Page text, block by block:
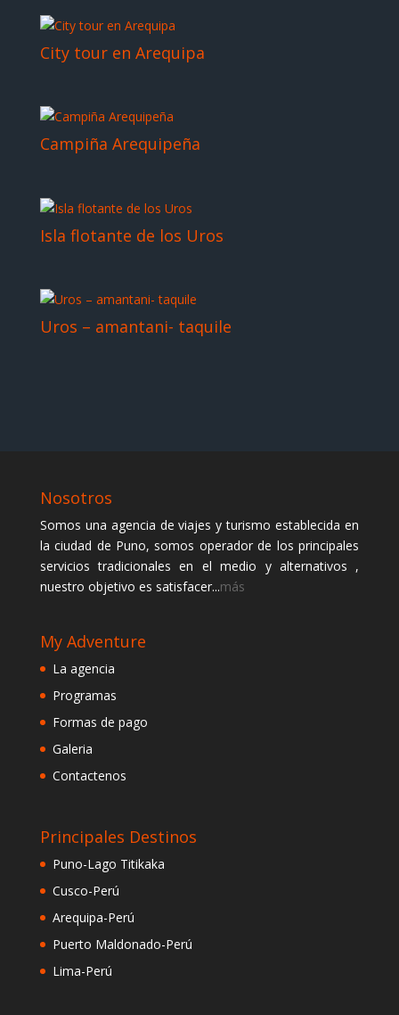
City tour en Arequipa
Campiña Arequipeña
Isla flotante de los Uros
Uros – amantani- taquile
Nosotros
Somos una agencia de viajes y turismo establecida en
la ciudad de Puno, somos operador de los principales
servicios tradicionales en el medio y alternativos ,
nuestro objetivo es satisfacer...más
My Adventure
La agencia
Programas
Formas de pago
Galeria
Contactenos
Principales Destinos
Puno-Lago Titikaka
Cusco-Perú
Arequipa-Perú
Puerto Maldonado-Perú
Lima-Perú